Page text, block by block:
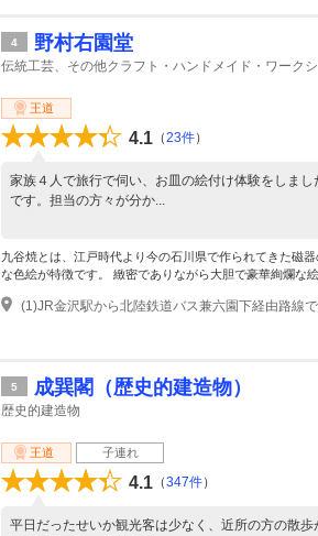
4 野村右園堂
伝統工芸、その他クラフト・ハンドメイド・ワーク
王道
4.1 （23件）
家族４人で旅行で伺い、お皿の絵付け体験をしま
です。担当の方々が分か...
九谷焼とは、江戸時代より今の石川県で作られてきた磁
な色絵が特徴です。 緻密でありながら大胆で豪華絢爛な
(1)JR金沢駅から北陸鉄道バス兼六園下経由路線
5 成巽閣（歴史的建造物）
歴史的建造物
王道 子連れ
4.1 （347件）
平日だったせいか観光客は少なく、近所の方の散